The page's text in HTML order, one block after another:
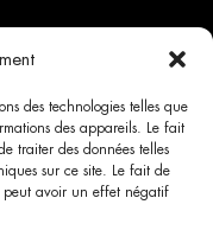
des technologies telles que
des appareils. Le fait
traiter des données telles
sur ce site. Le fait de
peut avoir un effet négatif
Sud Investissements